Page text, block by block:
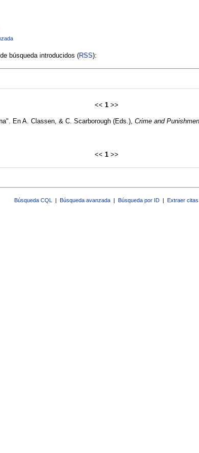
búsqueda introducidos (RSS):
<< 1>>
En A. Classen, & C. Scarborough (Eds.), Crime and
<< 1>>
Búsqueda CQL | Búsqueda avanzada | Búsqueda por ID | Extraer citas